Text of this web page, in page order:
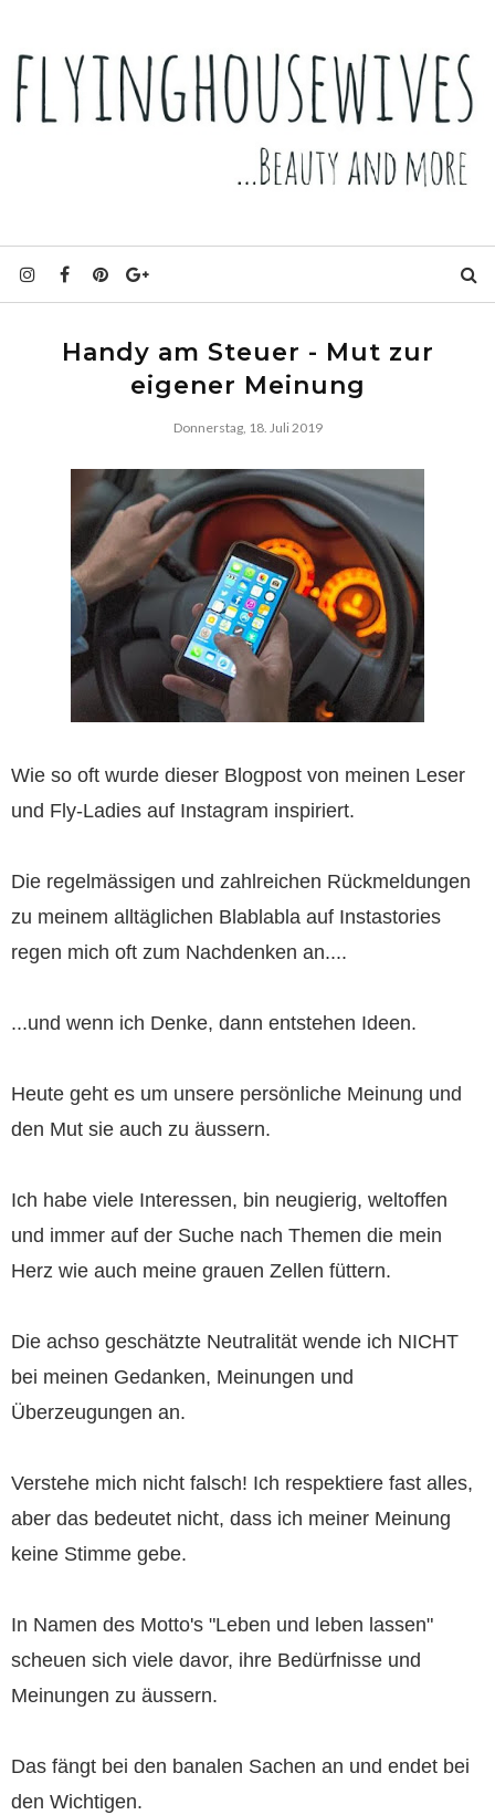
Handy am Steuer - Mut zur
eigener Meinung
Donnerstag, 18. Juli 2019
Wie so oft wurde dieser Blogpost von meinen Leser
und Fly-Ladies auf Instagram inspiriert.
Die regelmässigen und zahlreichen Rückmeldungen
zu meinem alltäglichen Blablabla auf Instastories
regen mich oft zum Nachdenken an....
...und wenn ich Denke, dann entstehen Ideen.
Heute geht es um unsere persönliche Meinung und
den Mut sie auch zu äussern.
Ich habe viele Interessen, bin neugierig, weltoffen
und immer auf der Suche nach Themen die mein
Herz wie auch meine grauen Zellen füttern.
Die achso geschätzte Neutralität wende ich NICHT
bei meinen Gedanken, Meinungen und
Überzeugungen an.
Verstehe mich nicht falsch! Ich respektiere fast alles,
aber das bedeutet nicht, dass ich meiner Meinung
keine Stimme gebe.
In Namen des Motto's "Leben und leben lassen"
scheuen sich viele davor, ihre Bedürfnisse und
Meinungen zu äussern.
Das fängt bei den banalen Sachen an und endet bei
den Wichtigen.